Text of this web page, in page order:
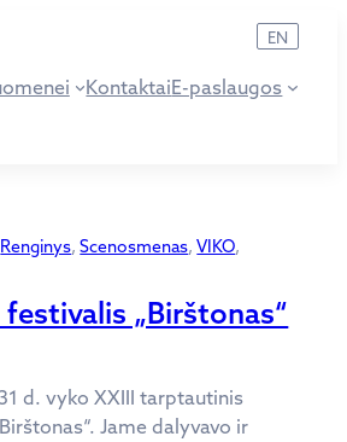
KontaktaiE-paslaugos
EN
Renginys, Scenosmenas, VIKO
„Birštonas“
d. vyko XXIII tarptautinis
Jame dalyvavo ir